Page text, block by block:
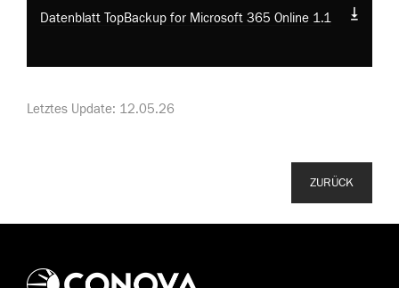
Datenblatt TopBackup for Microsoft 365 Online 1.1
Letztes Update: 12.05.26
ZURÜCK